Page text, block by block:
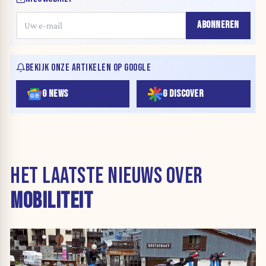
ABONNEREN
BEKIJK ONZE ARTIKELEN OP GOOGLE
G NEWS G DISCOVER
HET LAATSTE NIEUWS OVER
MOBILITEIT